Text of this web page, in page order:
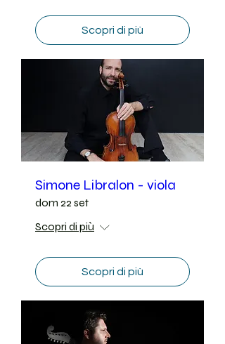
Scopri di più
Simone Libralon - viola
dom 22 set
Scopri di più
Scopri di più